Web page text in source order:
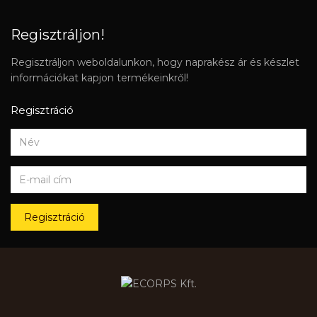
Regisztráljon!
Regisztráljon weboldalunkon, hogy naprakész ár és készlet
információkat kapjon termékeinkről!
Regisztráció
Regisztráció